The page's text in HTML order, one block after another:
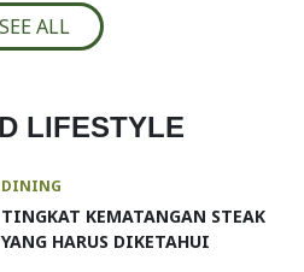
SEE ALL
LIFESTYLE
DINING
TINGKAT KEMATANGAN STEAK
YANG HARUS DIKETAHUI